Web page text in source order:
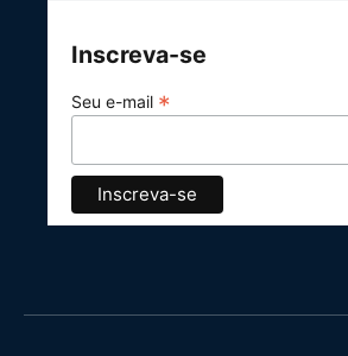
Inscreva-se
Seu e-mail *